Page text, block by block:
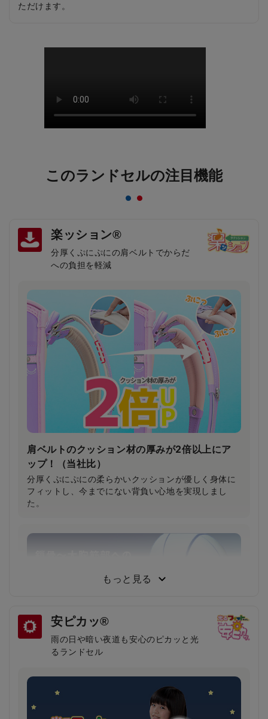
ただけます。
このランドセルの注目機能
楽ッション®
分厚くぷにぷにの肩ベルトでからだ
への負担を軽減
肩ベルトのクッション材の厚みが2倍以上にア
ップ！（当社比）
分厚くぷにぷにの柔らかいクッションが優しく身体に
フィットし、今までにない背負い心地を実現しまし
た。
鎖骨から大胸筋へかかる圧力が約30％軽減！
（当社比）
もっと見る
安ピカッ®
雨の日や暗い夜道も安心のピカッと光
るランドセル